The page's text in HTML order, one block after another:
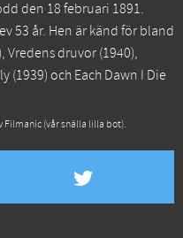
den 18 februari 1891.
53 år. Hen är känd för bland
Vredens druvor (1940),
(1939) och Each Dawn I Die
Filmanic (vår snälla lilla bot).